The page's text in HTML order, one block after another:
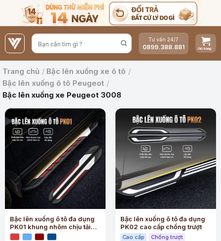
nội
dung
Tư vấn 24/7
0899.388.881
Trang chủ / Bậc lên xuống xe ô tô /
Bậc lên xuống ô tô Peugeot /
Bậc lên xuống xe Peugeot 3008
Bậc lên xuống ô tô đa dụng
PK01 khung nhôm chịu tải
lớn
Bậc lên xuống ô tô đa dụng
PK02 cao cấp chống trượt
Cao cấp Chống trượt